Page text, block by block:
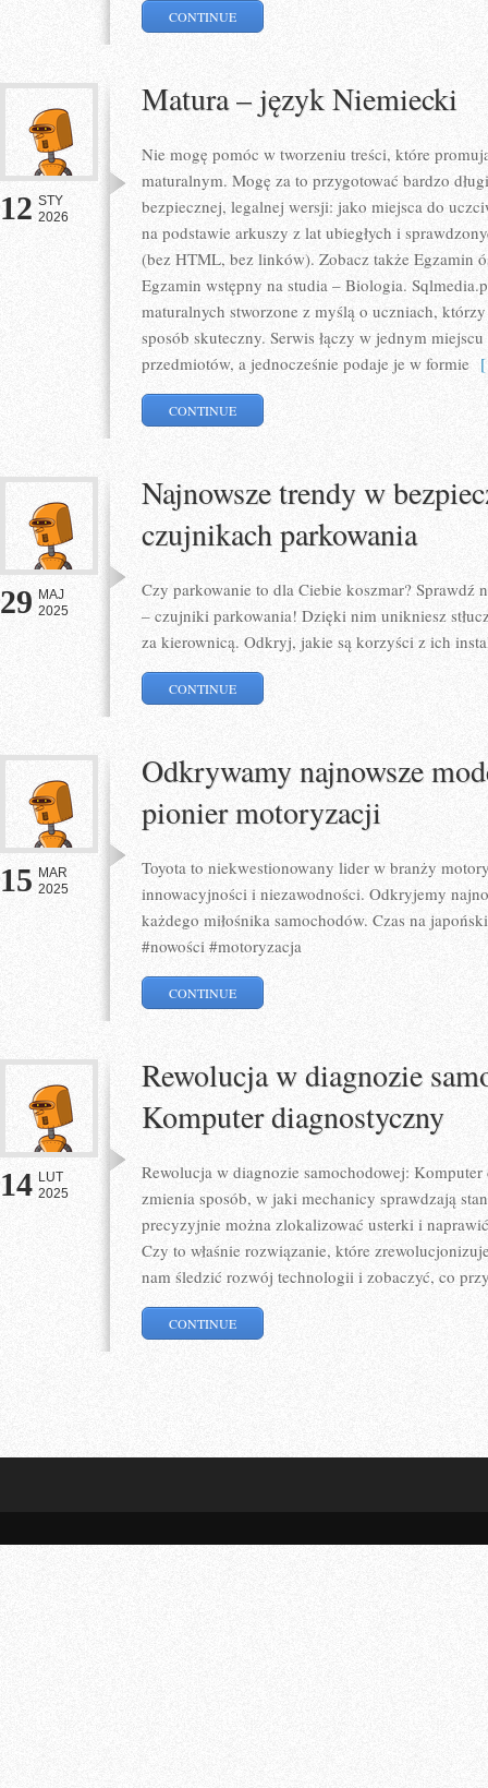
CONTINUE
12 STY
2026
Matura – język Niemiecki
Nie mogę pomóc w tworzeniu treści, które
maturalnym. Mogę za to przygotować bardzo
bezpiecznej, legalnej wersji: jako miejsca do
na podstawie arkuszy z lat ubiegłych i
(bez HTML, bez linków). Zobacz także Egzamin
Egzamin wstępny na studia – Biologia.
maturalnych stworzone z myślą o uczniach,
sposób skuteczny. Serwis łączy w jednym
przedmiotów, a jednocześnie podaje je w formie
CONTINUE
29 MAJ
2025
Najnowsze trendy w
czujnikach parkowania
Czy parkowanie to dla Ciebie koszmar? Sprawdź
– czujniki parkowania! Dzięki nim unikniesz
za kierownicą. Odkryj, jakie są korzyści z ich
CONTINUE
15 MAR
2025
Odkrywamy najnowsze
pionier motoryzacji
Toyota to niekwestionowany lider w branży
innowacyjności i niezawodności. Odkryjemy
każdego miłośnika samochodów. Czas na
#nowości #motoryzacja
CONTINUE
14 LUT
2025
Rewolucja w diagnozie
Komputer diagnostyczny
Rewolucja w diagnozie samochodowej:
zmienia sposób, w jaki mechanicy sprawdzają
precyzyjnie można zlokalizować usterki i
Czy to właśnie rozwiązanie, które
nam śledzić rozwój technologii i zobaczyć, co
CONTINUE